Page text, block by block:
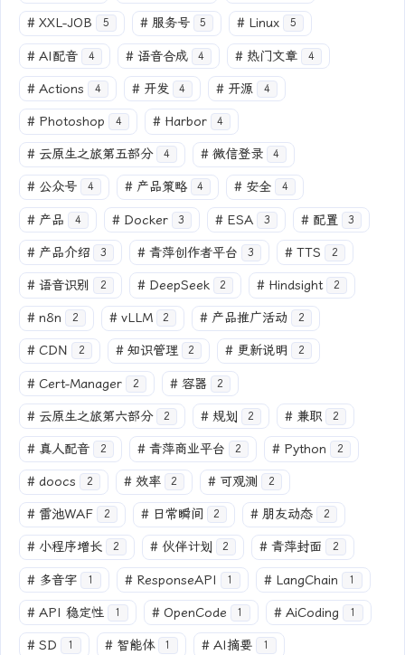
# XXL-JOB 5 # 服务号 5 # Linux 5
# AI配音 4 # 语音合成 4 # 热门文章 4
# Actions 4 # 开发 4 # 开源 4
# Photoshop 4 # Harbor 4
# 云原生之旅第五部分 4 # 微信登录 4
# 公众号 4 # 产品策略 4 # 安全 4
# 产品 4 # Docker 3 # ESA 3 # 配置 3
# 产品介绍 3 # 青萍创作者平台 3 # TTS 2
# 语音识别 2 # DeepSeek 2 # Hindsight 2
# n8n 2 # vLLM 2 # 产品推广活动 2
# CDN 2 # 知识管理 2 # 更新说明 2
# Cert-Manager 2 # 容器 2
# 云原生之旅第六部分 2 # 规划 2 # 兼职 2
# 真人配音 2 # 青萍商业平台 2 # Python 2
# doocs 2 # 效率 2 # 可观测 2
# 雷池WAF 2 # 日常瞬间 2 # 朋友动态 2
# 小程序增长 2 # 伙伴计划 2 # 青萍封面 2
# 多音字 1 # ResponseAPI 1 # LangChain 1
# API 稳定性 1 # OpenCode 1 # AiCoding 1
# SD 1 # 智能体 1 # AI摘要 1